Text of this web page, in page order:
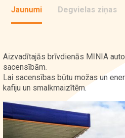
Jaunumi Degvielas ziņas
Aizvadītajās brīvdienās MINIA
sacensībām.
Lai sacensības būtu možas un
kafiju un smalkmaizītēm.